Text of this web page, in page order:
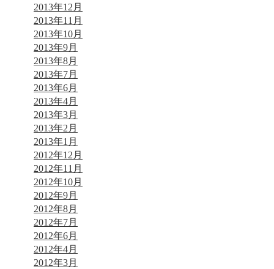
2013年12月
2013年11月
2013年10月
2013年9月
2013年8月
2013年7月
2013年6月
2013年4月
2013年3月
2013年2月
2013年1月
2012年12月
2012年11月
2012年10月
2012年9月
2012年8月
2012年7月
2012年6月
2012年4月
2012年3月